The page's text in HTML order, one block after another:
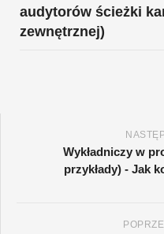
audytorów ścieżki
zewnętrznej)
Wykładniczy w
przykłady) - Jak